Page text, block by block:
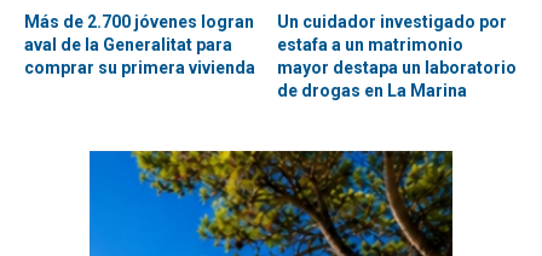
Más de 2.700 jóvenes logran
aval de la Generalitat para
comprar su primera vivienda
Un cuidador investigado por
estafa a un matrimonio
mayor destapa un laboratorio
de drogas en La Marina